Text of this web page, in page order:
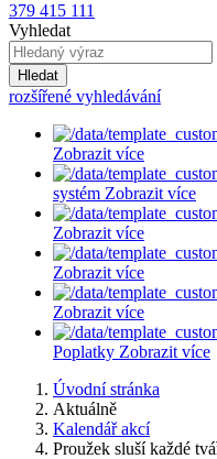
379 415 111
Vyhledat
Hledat
rozšířené vyhledávání
Zobrazit více
systém Zobrazit více
Zobrazit více
Zobrazit více
Zobrazit více
Poplatky Zobrazit více
Úvodní stránka
Aktuálně
Kalendář akcí
Proužek sluší každé